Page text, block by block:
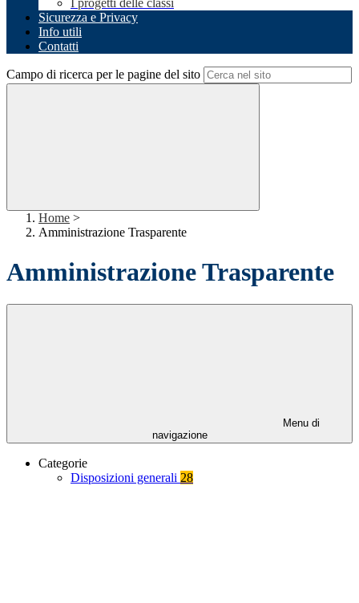
I progetti delle classi
Sicurezza e Privacy
Info utili
Contatti
Campo di ricerca per le pagine del sito
Home >
Amministrazione Trasparente
Amministrazione Trasparente
Menu di
navigazione
Categorie
Disposizioni generali 28